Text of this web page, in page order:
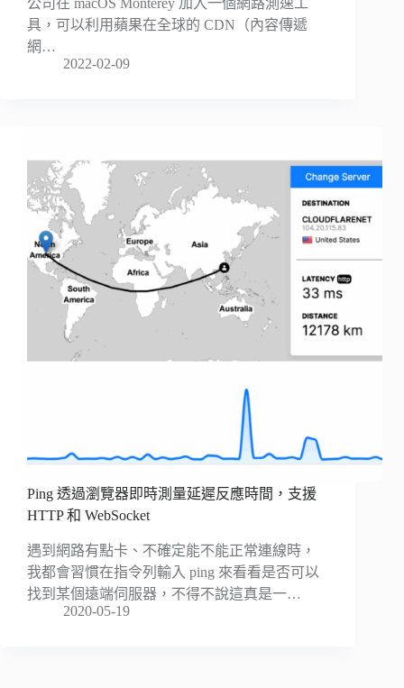
公司在 macOS Monterey 加入一個網路測速工
具，可以利用蘋果在全球的 CDN（內容傳遞
網…
2022-02-09
Ping 透過瀏覽器即時測量延遲反應時間，支援
HTTP 和 WebSocket
遇到網路有點卡、不確定能不能正常連線時，
我都會習慣在指令列輸入 ping 來看看是否可以
找到某個遠端伺服器，不得不說這真是一…
2020-05-19